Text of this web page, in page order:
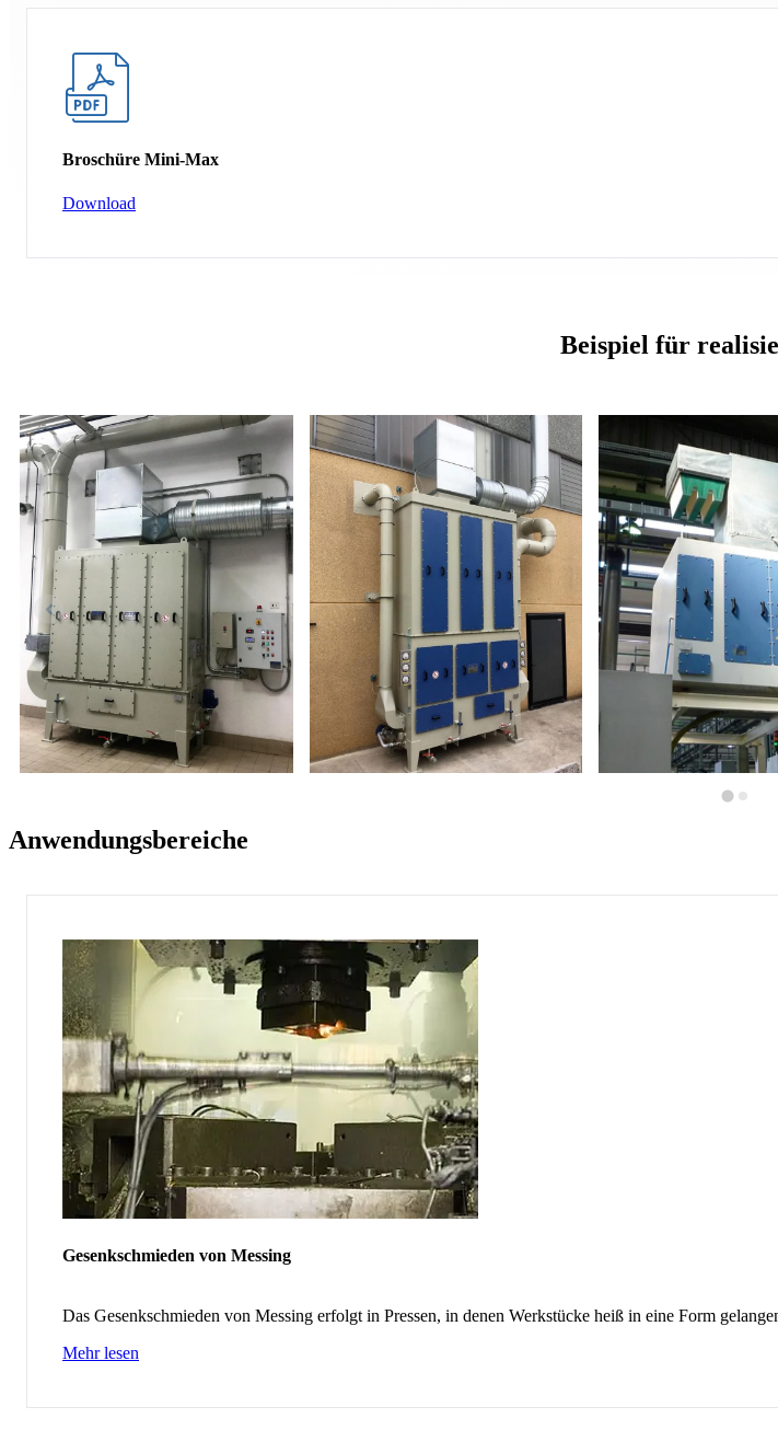
Broschüre Mini-Max
Download
Beispiel für
Anwendungsbereiche
Gesenkschmieden von Messing
Das Gesenkschmieden von Messing erfolgt in Pressen, in denen Werkstücke heiß in eine Form
Mehr lesen